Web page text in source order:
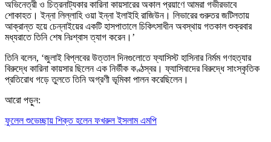
অভিনেত্রী ও চিত্রনাট্যকার কারিনা কায়সারের অকাল প্রয়াণে আমরা গভীরভাবে
শোকাহত। ইন্না লিল্লাহি ওয়া ইন্না ইলাইহি রাজিউন। লিভারের গুরুতর জটিলতায়
আক্রান্ত হয়ে চেন্নাইয়ের একটি হাসপাতালে চিকিৎসাধীন অবস্থায় গতকাল শুক্রবার
মধ্যরাতে তিনি শেষ নিঃশ্বাস ত্যাগ করেন।’
তিনি বলেন, ‘জুলাই বিপ্লবের উত্তাল দিনগুলোতে ফ্যাসিস্ট হাসিনার নির্মম গণহত্যার
বিরুদ্ধে কারিনা কায়সার ছিলেন এক নির্ভীক কণ্ঠস্বর। ফ্যাসিবাদের বিরুদ্ধে সাংস্কৃতিক
প্রতিরোধ গড়ে তুলতে তিনি অগ্রণী ভূমিকা পালন করেছিলেন।
আরো পড়ুন:
ফুলেল শুভেচ্ছায় শিক্ত হলেন ফখরুল ইসলাম এমপি